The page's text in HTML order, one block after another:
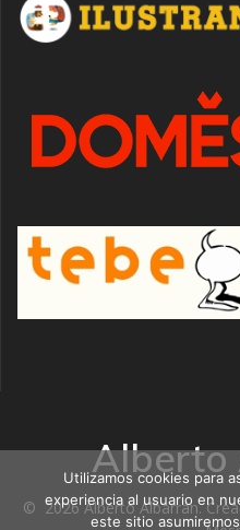
Alberto
© 2026 Alberto Albarrán.
Utilizamos cookies para
experiencia al usuario en
este sitio